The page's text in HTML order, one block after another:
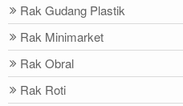
Rak Gudang Plastik
Rak Minimarket
Rak Obral
Rak Roti